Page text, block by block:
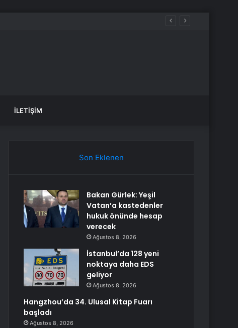
İLETIŞIM
Son Eklenen
Bakan Gürlek: Yeşil
Vatan’a kastedenler
hukuk önünde hesap
verecek
Ağustos 8, 2026
İstanbul’da 128 yeni
noktaya daha EDS
geliyor
Ağustos 8, 2026
Hangzhou’da 34. Ulusal Kitap Fuarı
başladı
Ağustos 8, 2026